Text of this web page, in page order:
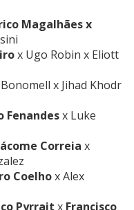
Magalhães x
x Ugo Robin x Eliott
x Jihad Khodr
Fenandesx Luke
Correia x
CoelhoxAlex
Pyrrait x Francisco